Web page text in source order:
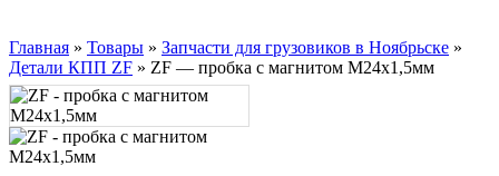
Главная » Товары » Запчасти для грузовиков в Ноябрьске »
Детали КПП ZF » ZF — пробка с магнитом M24x1,5мм